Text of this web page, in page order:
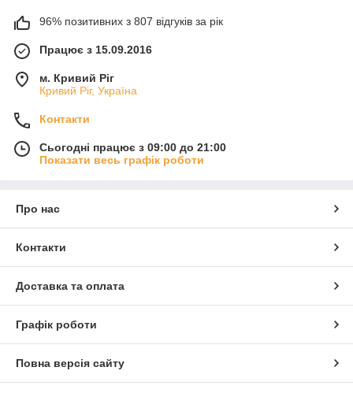
96% позитивних з 807 відгуків за рік
Працює з 15.09.2016
м. Кривий Ріг
Кривий Ріг, Україна
Контакти
Сьогодні працює з 09:00 до 21:00
Показати весь графік роботи
Про нас
Контакти
Доставка та оплата
Графік роботи
Повна версія сайту